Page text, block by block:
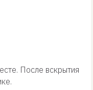
После вскрытия